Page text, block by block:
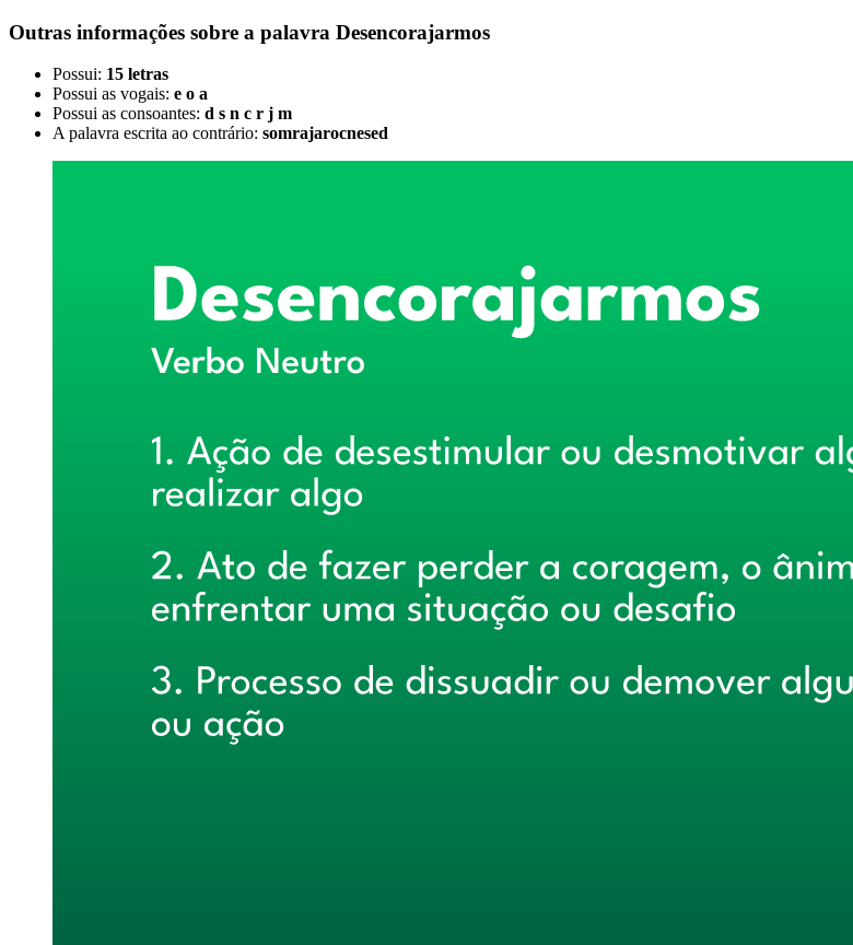
Outras informações sobre a palavra Desencorajarmos
Possui: 15 letras
Possui as vogais: e o a
Possui as consoantes: d s n c r j m
A palavra escrita ao contrário: somrajarocnesed